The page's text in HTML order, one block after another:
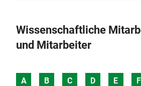
Wissenschaftliche
und Mitarbeiter
A B C D E F